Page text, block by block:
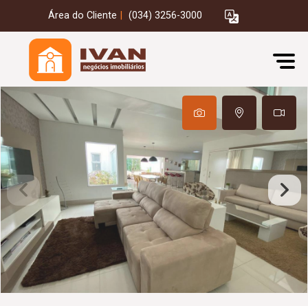
Área do Cliente (034) 3256-3000